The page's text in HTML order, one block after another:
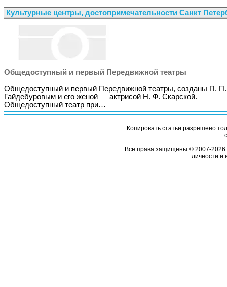
Культурные центры, достопримечательности Санкт
Общедоступный и первый Передвижной театры
Общедоступный и первый Передвижной театры, созданы П. П.
Гайдебуровым и его женой — актрисой Н. Ф. Скарской.
Общедоступный театр при…
Копировать статьи разрешено
Все права защищены © 2007-2026
личности и